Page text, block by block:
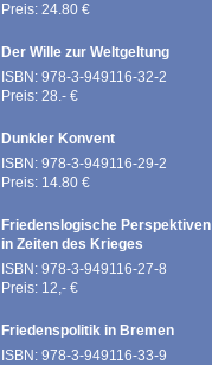
Preis: 24.80 €
Der Wille zur Weltgeltung
ISBN: 978-3-949116-32-2
Preis: 28.- €
Dunkler Konvent
ISBN: 978-3-949116-29-2
Preis: 14.80 €
Friedenslogische Perspektiven
in Zeiten des Krieges
ISBN: 978-3-949116-27-8
Preis: 12,- €
Friedenspolitik in Bremen
ISBN: 978-3-949116-33-9